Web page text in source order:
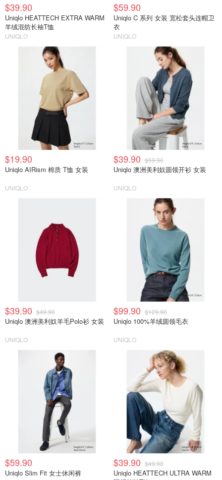
$39.90
Uniqlo HEATTECH EXTRA WARM
羊绒混纺长袖T恤
UNIQLO
$59.90
Uniqlo C 系列 女装 宽松套头连帽卫
衣
UNIQLO
$19.90
Uniqlo AIRism 棉质 T恤 女装
UNIQLO
$39.90 $59.90
Uniqlo 澳洲美利奴圆领开衫 女装
UNIQLO
$39.90 $49.90
Uniqlo 澳洲美利奴羊毛Polo衫 女装
UNIQLO
$99.90 $129.90
Uniqlo 100%羊绒圆领毛衣
UNIQLO
$59.90
Uniqlo Slim Fit 女士休闲裤
$39.90 $49.90
Uniqlo HEATTECH ULTRA WARM